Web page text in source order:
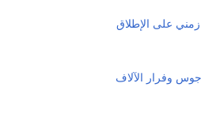
على الإطلاق
وفرار الآلاف